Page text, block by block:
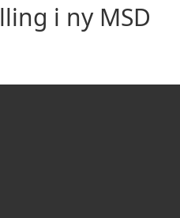
i ny MSD